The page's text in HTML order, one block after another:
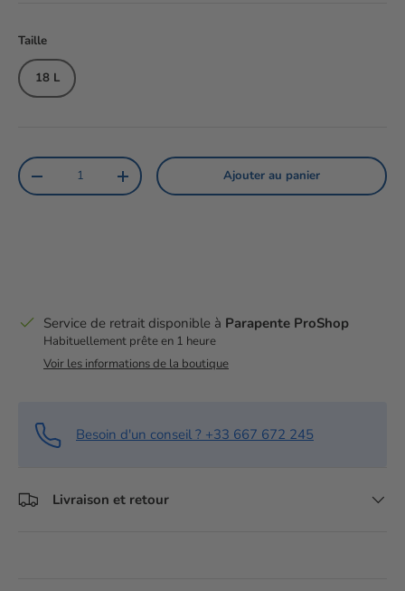
Taille
18 L
Qté
Diminuer la quantitéAugmenter la quantitéAjouter au panier
Service de retrait disponible à Parapente ProShop
Habituellement prête en 1 heure
Voir les informations de la boutique
Besoin d'un conseil ? +33 667 672 245
Livraison et retour